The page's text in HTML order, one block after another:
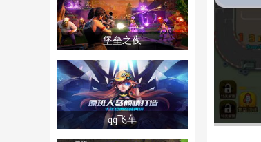
堡垒之夜
qq飞车